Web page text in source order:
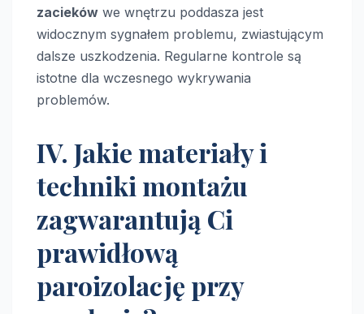
zacieków we wnętrzu poddasza jest
widocznym sygnałem problemu, zwiastującym
dalsze uszkodzenia. Regularne kontrole są
istotne dla wczesnego wykrywania
problemów.
IV. Jakie materiały i
techniki montażu
zagwarantują Ci
prawidłową
paroizolację przy